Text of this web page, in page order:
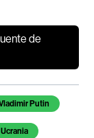
de
Putin